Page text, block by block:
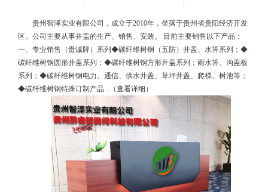
贵州智泽实业有限公司，成立于2010年，坐落于贵州省贵阳经济开发
区。公司主要从事井盖的生产、销售、安装。 目前主要销售以下产品：
一、专业销售（贵诚牌）系列◆碳纤维树钢（五防）井盖、水箅系列；◆
碳纤维树钢 圆形井盖系列；◆碳纤维树钢方形井盖系列；雨水箅、沟盖板
系列；◆碳纤维树钢电力、通信、供水井盖、草坪井盖、爬梯、树池等；
◆碳纤维树钢特殊订制产品... （查看详细 ）